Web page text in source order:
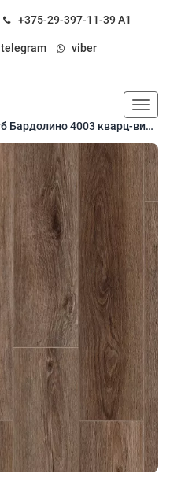
+375-29-397-11-39А1
telegram viber
Crona Floor Etna Дуб Бардолино 4003 кварц-виниловый пол (SPC floor)